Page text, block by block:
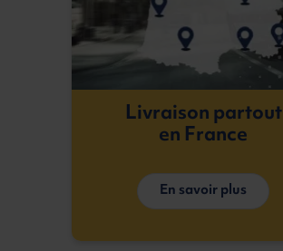
Livraison partout
en France
En savoir plus